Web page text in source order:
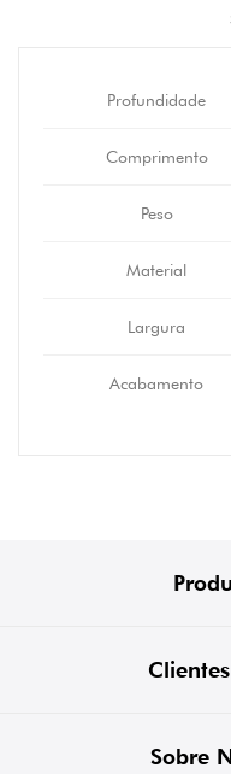
Profundidade
Comprimento
Peso
Material
Largura
Acabamento
Sobre